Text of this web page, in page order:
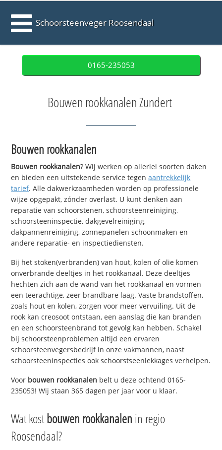
Schoorsteenveger Roosendaal
0165-235053
Bouwen rookkanalen Zundert
Bouwen rookkanalen
Bouwen rookkanalen? Wij werken op allerlei soorten daken
en bieden een uitstekende service tegenaantrekkelijk
tarief. Alle dakwerkzaamheden worden op professionele
wijze opgepakt, zónder overlast. U kunt denken aan
reparatie van schoorstenen, schoorsteenreiniging,
schoorsteeninspectie, dakgevelreiniging,
dakpannenreiniging, zonnepanelen schoonmaken en
andere reparatie- en inspectiediensten.
Bij het stoken(verbranden) van hout, kolen of olie komen
onverbrande deeltjes in het rookkanaal. Deze deeltjes
hechten zich aan de wand van het rookkanaal en vormen
een teerachtige, zeer brandbare laag. Vaste brandstoffen,
zoals hout en kolen, zorgen voor meer vervuiling. Uit de
rook kan creosoot ontstaan, een aanslag die kan branden
en een schoorsteenbrand tot gevolg kan hebben. Schakel
bij schoorsteenproblemen altijd een ervaren
schoorsteenvegersbedrijf in onze vakmannen, naast
schoorsteeninspecties ook schoorstseenlekkages verhelpen.
Voor bouwen rookkanalen belt u deze ochtend 0165-
235053! Wij staan 365 dagen per jaar voor u klaar.
Wat kostbouwen rookkanalen in regio
Roosendaal?